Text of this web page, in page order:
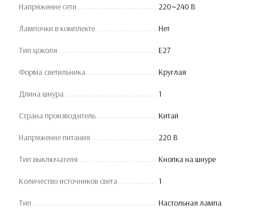
Напряжение сети 220~240 В
Лампочки в комплекте Нет
Тип цоколя E27
Форма светильника Круглая
Длина шнура 1
Страна производитель Китай
Напряжение питания 220 В
Тип выключателя Кнопка на шнуре
Количество источников света 1
Тип Настольная лампа